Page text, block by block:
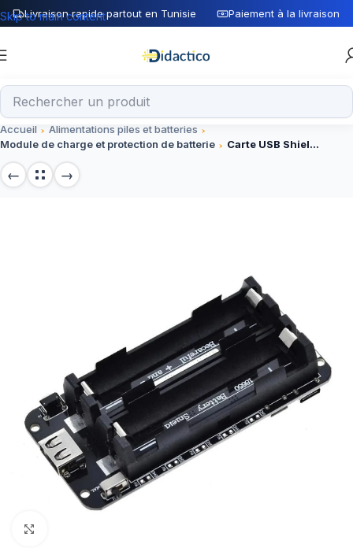
Livraison rapide partout en Tunisie Paiement à la livraison
Skip to main content
Accueil
Alimentations piles et batteries
Module de charge et protection de batterie
Carte USB Shield Batterie 2×18650 3V/5V pour Arduino ESP32 ESP8266